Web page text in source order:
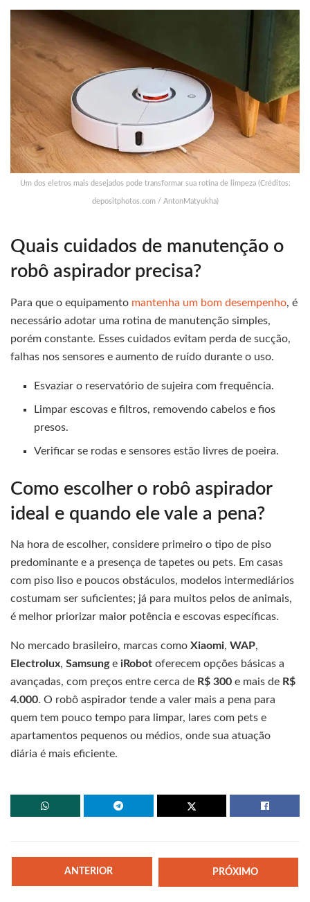
Um dos eletros mais desejados pode transformar sua rotina de limpeza (Créditos:
depositphotos.com / AntonMatyukha)
Quais cuidados de manutenção o
robô aspirador precisa?
Para que o equipamento mantenha um bom desempenho, é
necessário adotar uma rotina de manutenção simples,
porém constante. Esses cuidados evitam perda de sucção,
falhas nos sensores e aumento de ruído durante o uso.
Esvaziar o reservatório de sujeira com frequência.
Limpar escovas e filtros, removendo cabelos e fios
presos.
Verificar se rodas e sensores estão livres de poeira.
Como escolher o robô aspirador
ideal e quando ele vale a pena?
Na hora de escolher, considere primeiro o tipo de piso
predominante e a presença de tapetes ou pets. Em casas
com piso liso e poucos obstáculos, modelos intermediários
costumam ser suficientes; já para muitos pelos de animais,
é melhor priorizar maior potência e escovas específicas.
No mercado brasileiro, marcas como Xiaomi, WAP,
Electrolux, Samsunge iRobot oferecem opções básicas a
avançadas, com preços entre cerca de R$ 300 e mais de R$
4.000. O robô aspirador tende a valer mais a pena para
quem tem pouco tempo para limpar, lares com pets e
apartamentos pequenos ou médios, onde sua atuação
diária é mais eficiente.
ANTERIOR PRÓXIMO